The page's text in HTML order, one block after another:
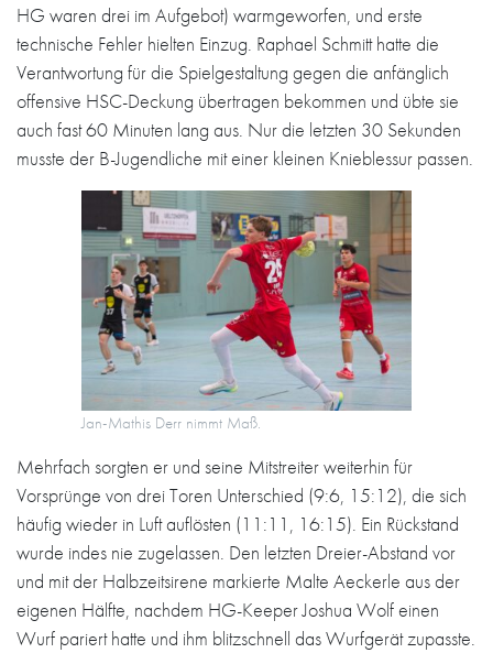
HG waren drei im Aufgebot) warmgeworfen, und erste
technische Fehler hielten Einzug. Raphael Schmitt hatte die
Verantwortung für die Spielgestaltung gegen die anfänglich
offensive HSC-Deckung übertragen bekommen und übte sie
auch fast 60 Minuten lang aus. Nur die letzten 30 Sekunden
musste der B-Jugendliche mit einer kleinen Knieblessur passen.
Jan-Mathis Derr nimmt Maß.
Mehrfach sorgten er und seine Mitstreiter weiterhin für
Vorsprünge von drei Toren Unterschied (9:6, 15:12), die sich
häufig wieder in Luft auflösten (11:11, 16:15). Ein Rückstand
wurde indes nie zugelassen. Den letzten Dreier-Abstand vor
und mit der Halbzeitsirene markierte Malte Aeckerle aus der
eigenen Hälfte, nachdem HG-Keeper Joshua Wolf einen
Wurf pariert hatte und ihm blitzschnell das Wurfgerät zupasste.